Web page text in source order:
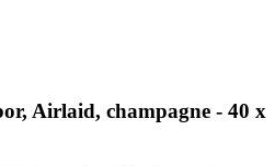
Airlaid, champagne - 40 x